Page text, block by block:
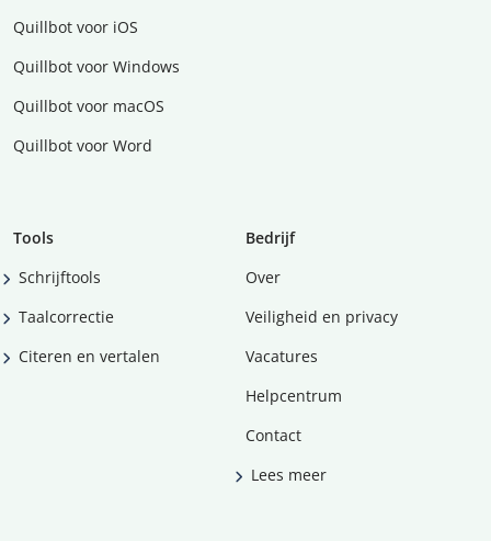
Quillbot voor iOS
Quillbot voor Windows
Quillbot voor macOS
Quillbot voor Word
Tools
Schrijftools
Taalcorrectie
Citeren en vertalen
Bedrijf
Over
Veiligheid en privacy
Vacatures
Helpcentrum
Contact
Lees meer